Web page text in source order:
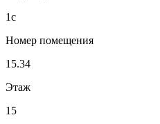
1с
Номер помещения
15.34
Этаж
15